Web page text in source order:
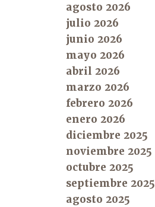
agosto 2026
julio 2026
junio 2026
mayo 2026
abril 2026
marzo 2026
febrero 2026
enero 2026
diciembre 2025
noviembre 2025
octubre 2025
septiembre 2025
agosto 2025